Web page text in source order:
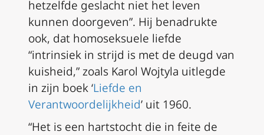
hetzelfde geslacht niet het leven
kunnen doorgeven”. Hij benadrukte
ook, dat homoseksuele liefde
“intrinsiek in strijd is met de deugd van
kuisheid,” zoals Karol Wojtyla uitlegde
in zijn boek ‘Liefde en
Verantwoordelijkheid’ uit 1960.
“Het is een hartstocht die in feite de